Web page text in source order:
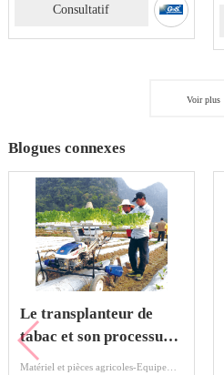
Consultatif
Voir plus
Blogues connexes
Le transplanteur de
tabac et son processus
de plantation
Matériel et pièces agricoles-Equipement agricole-Plantation de machines